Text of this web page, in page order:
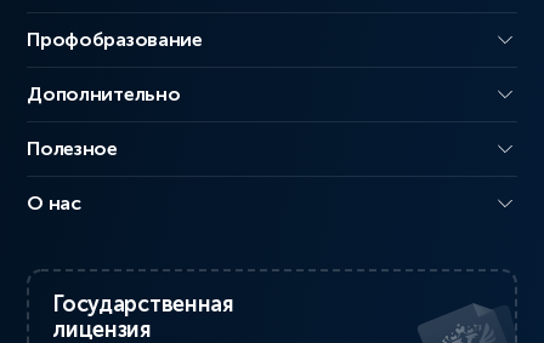
Профобразование
Дополнительно
Полезное
О нас
Государственная
лицензия